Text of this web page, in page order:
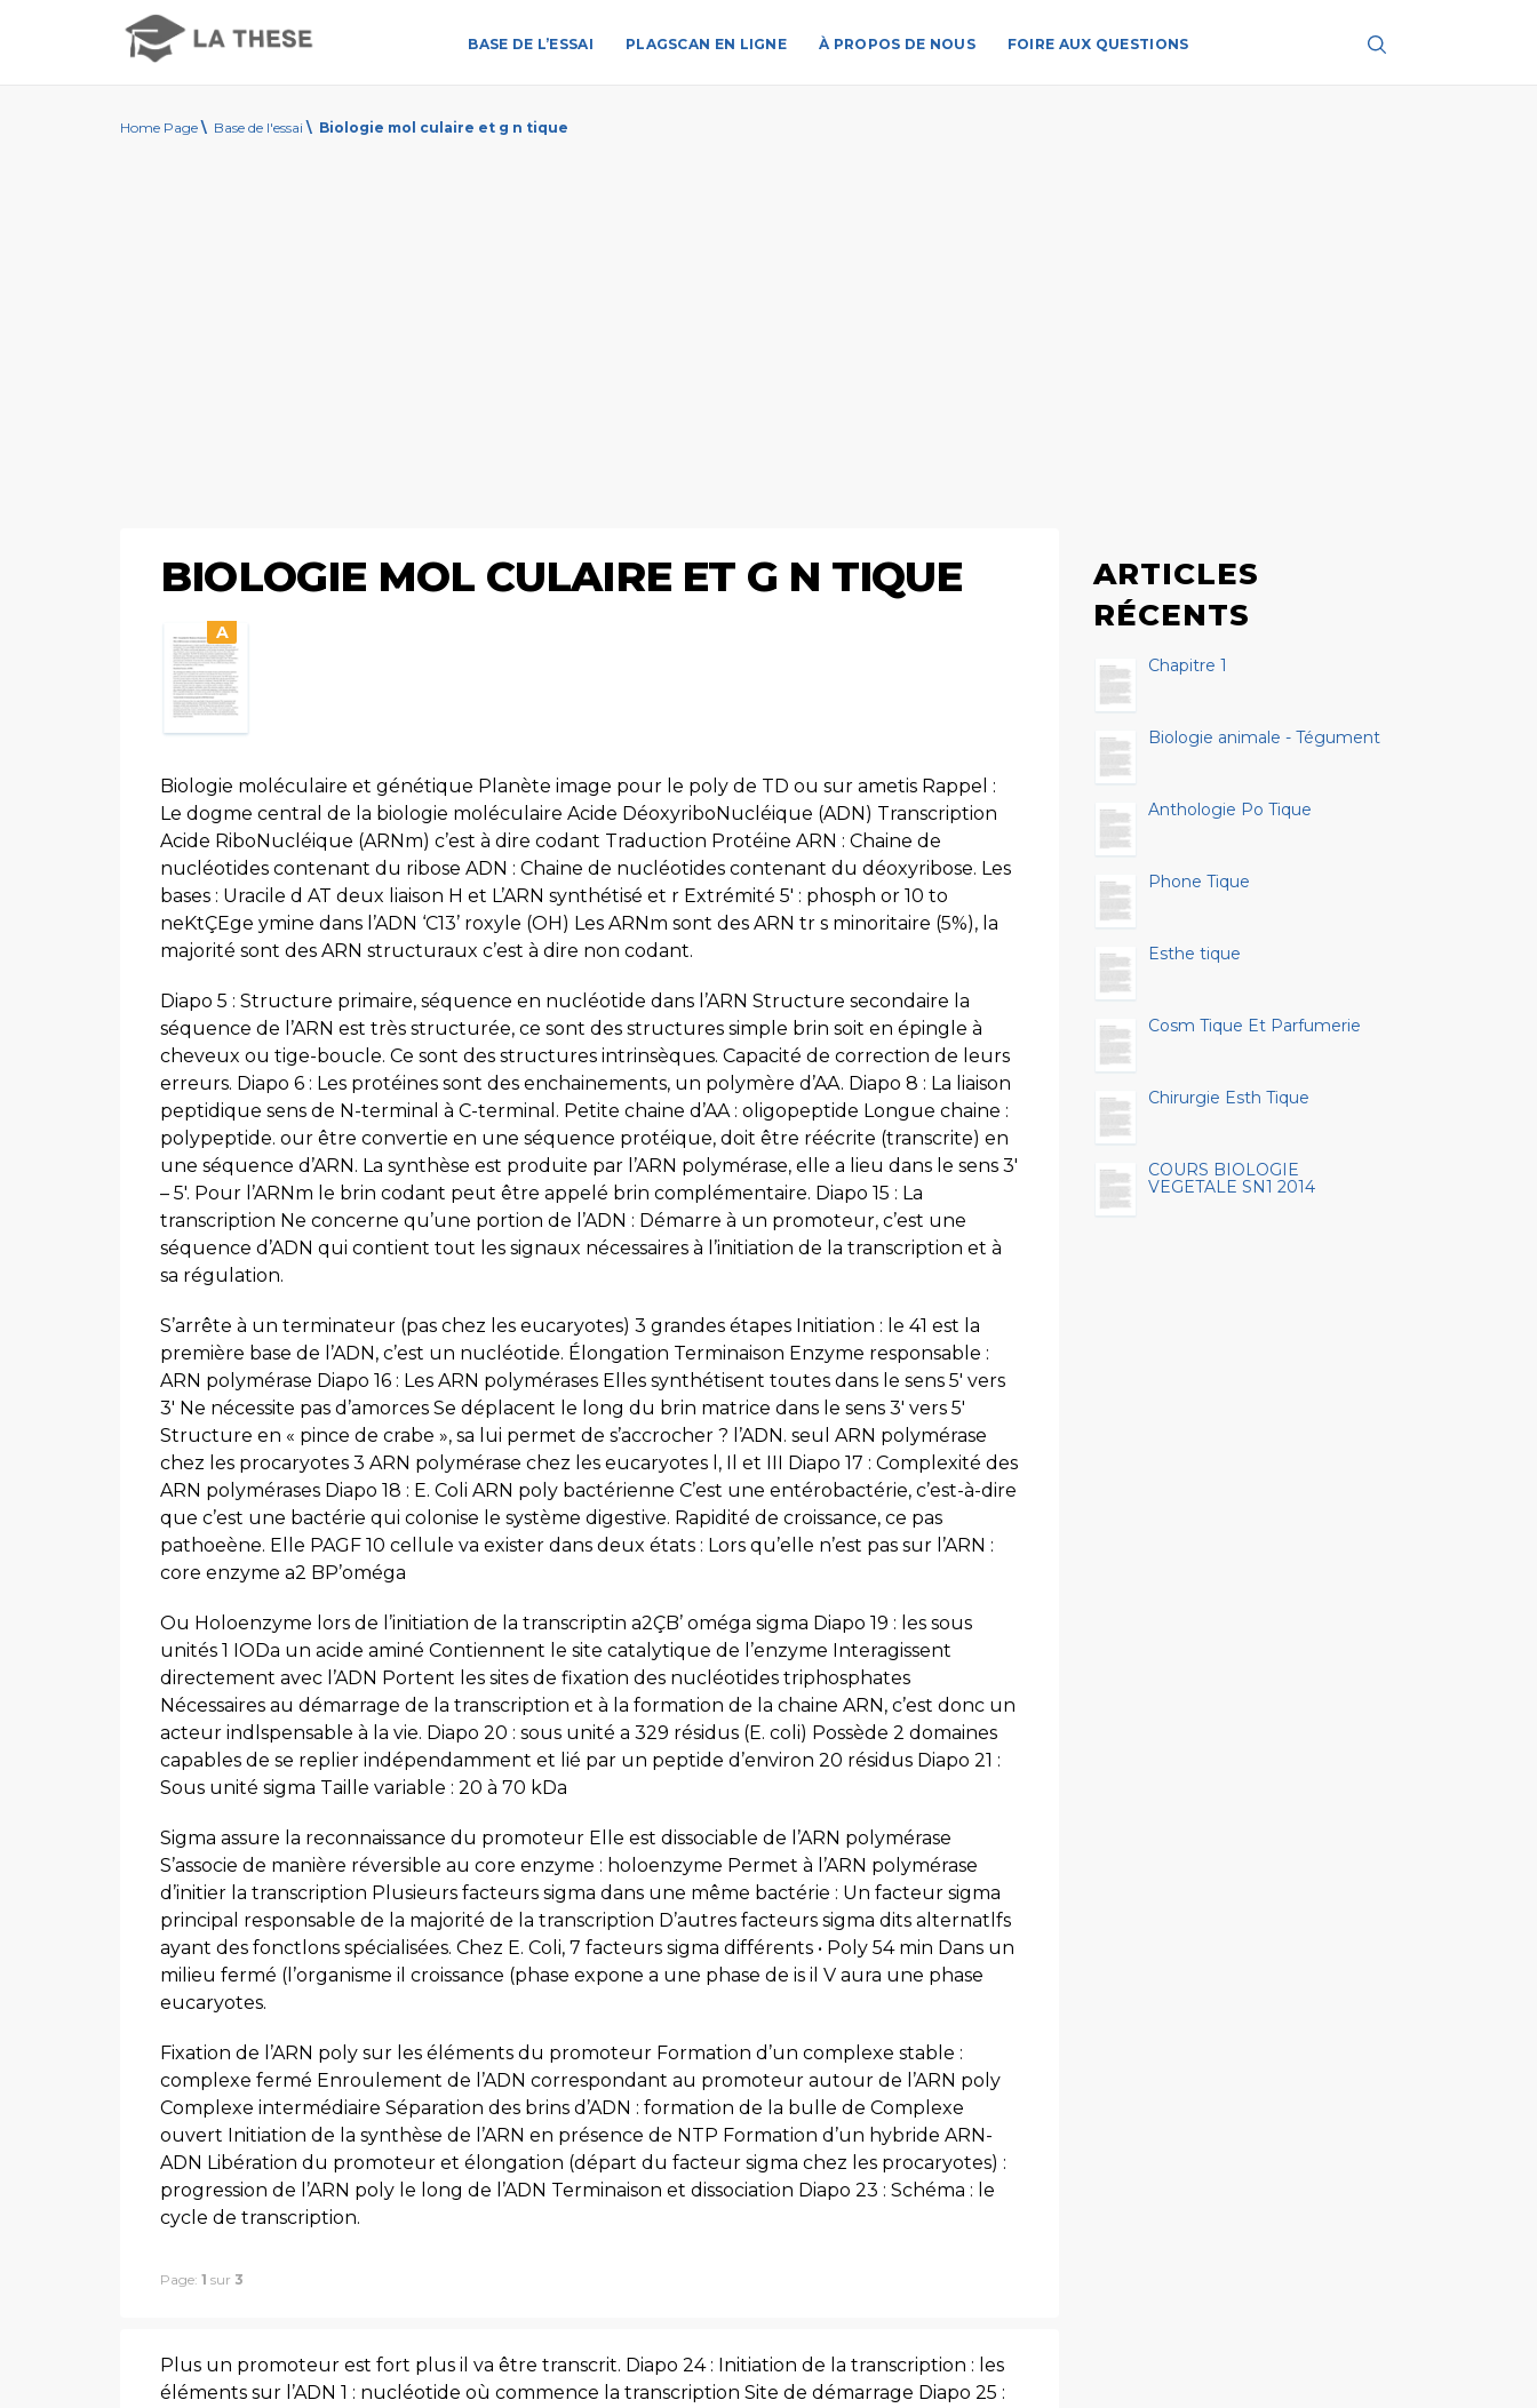
BASE DE L’ESSAI PLAGSCAN EN LIGNE À PROPOS DE NOUS FOIRE AUX QUESTIONS
Home Page \ Base de l'essai \ Biologie mol culaire et g n tique
BIOLOGIE MOL CULAIRE ET G N TIQUE
A
Biologie moléculaire et génétique Planète image pour le poly de TD ou sur ametis Rappel :
Le dogme central de la biologie moléculaire Acide DéoxyriboNucléique (ADN) Transcription
Acide RiboNucléique (ARNm) c’est à dire codant Traduction Protéine ARN : Chaine de
nucléotides contenant du ribose ADN : Chaine de nucléotides contenant du déoxyribose. Les
bases : Uracile d AT deux liaison H et L’ARN synthétisé et r Extrémité 5′ : phosph or 10 to
neKtÇEge ymine dans l’ADN ‘C13’ roxyle (OH) Les ARNm sont des ARN tr s minoritaire (5%), la
majorité sont des ARN structuraux c’est à dire non codant.
Diapo 5 : Structure primaire, séquence en nucléotide dans l’ARN Structure secondaire la
séquence de l’ARN est très structurée, ce sont des structures simple brin soit en épingle à
cheveux ou tige-boucle. Ce sont des structures intrinsèques. Capacité de correction de leurs
erreurs. Diapo 6 : Les protéines sont des enchainements, un polymère d’AA. Diapo 8 : La liaison
peptidique sens de N-terminal à C-terminal. Petite chaine d’AA : oligopeptide Longue chaine :
polypeptide. our être convertie en une séquence protéique, doit être réécrite (transcrite) en
une séquence d’ARN. La synthèse est produite par l’ARN polymérase, elle a lieu dans le sens 3′
– 5′. Pour l’ARNm le brin codant peut être appelé brin complémentaire. Diapo 15 : La
transcription Ne concerne qu’une portion de l’ADN : Démarre à un promoteur, c’est une
séquence d’ADN qui contient tout les signaux nécessaires à l’initiation de la transcription et à
sa régulation.
S’arrête à un terminateur (pas chez les eucaryotes) 3 grandes étapes Initiation : le 41 est la
première base de l’ADN, c’est un nucléotide. Élongation Terminaison Enzyme responsable :
ARN polymérase Diapo 16 : Les ARN polymérases Elles synthétisent toutes dans le sens 5′ vers
3′ Ne nécessite pas d’amorces Se déplacent le long du brin matrice dans le sens 3′ vers 5′
Structure en « pince de crabe », sa lui permet de s’accrocher ? l’ADN. seul ARN polymérase
chez les procaryotes 3 ARN polymérase chez les eucaryotes l, Il et III Diapo 17 : Complexité des
ARN polymérases Diapo 18 : E. Coli ARN poly bactérienne C’est une entérobactérie, c’est-à-dire
que c’est une bactérie qui colonise le système digestive. Rapidité de croissance, ce pas
pathoeène. Elle PAGF 10 cellule va exister dans deux états : Lors qu’elle n’est pas sur l’ARN :
core enzyme a2 BP’oméga
Ou Holoenzyme lors de l’initiation de la transcriptin a2ÇB’ oméga sigma Diapo 19 : les sous
unités 1 IODa un acide aminé Contiennent le site catalytique de l’enzyme Interagissent
directement avec l’ADN Portent les sites de fixation des nucléotides triphosphates
Nécessaires au démarrage de la transcription et à la formation de la chaine ARN, c’est donc un
acteur indlspensable à la vie. Diapo 20 : sous unité a 329 résidus (E. coli) Possède 2 domaines
capables de se replier indépendamment et lié par un peptide d’environ 20 résidus Diapo 21 :
Sous unité sigma Taille variable : 20 à 70 kDa
Sigma assure la reconnaissance du promoteur Elle est dissociable de l’ARN polymérase
S’associe de manière réversible au core enzyme : holoenzyme Permet à l’ARN polymérase
d’initier la transcription Plusieurs facteurs sigma dans une même bactérie : Un facteur sigma
principal responsable de la majorité de la transcription D’autres facteurs sigma dits alternatlfs
ayant des fonctlons spécialisées. Chez E. Coli, 7 facteurs sigma différents • Poly 54 min Dans un
milieu fermé (l’organisme il croissance (phase expone a une phase de is il V aura une phase
eucaryotes.
Fixation de l’ARN poly sur les éléments du promoteur Formation d’un complexe stable :
complexe fermé Enroulement de l’ADN correspondant au promoteur autour de l’ARN poly
Complexe intermédiaire Séparation des brins d’ADN : formation de la bulle de Complexe
ouvert Initiation de la synthèse de l’ARN en présence de NTP Formation d’un hybride ARN-
ADN Libération du promoteur et élongation (départ du facteur sigma chez les procaryotes) :
progression de l’ARN poly le long de l’ADN Terminaison et dissociation Diapo 23 : Schéma : le
cycle de transcription.
Page: 1 sur 3
Plus un promoteur est fort plus il va être transcrit. Diapo 24 : Initiation de la transcription : les
éléments sur l’ADN 1 : nucléotide où commence la transcription Site de démarrage Diapo 25 :
ARTICLES
RÉCENTS
Chapitre 1
Biologie animale - Tégument
Anthologie Po Tique
Phone Tique
Esthe tique
Cosm Tique Et Parfumerie
Chirurgie Esth Tique
COURS BIOLOGIE
VEGETALE SN1 2014